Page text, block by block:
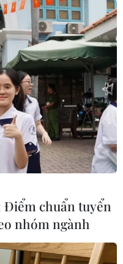
#Kiểm soát biên giới
tranh Triều Tiên
chuẩn tuyển
nhóm ngành